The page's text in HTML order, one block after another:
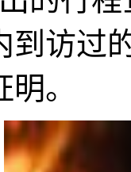
到访过
。